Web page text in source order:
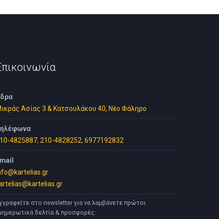
Ασίας 3 & Κατσουλάκου 40, Νέο Φάληρο
4825887, 210-4828252, 6977192832
στο newsletter για να λαμβάνετε πρώτοι
δελτία & προσφορές: